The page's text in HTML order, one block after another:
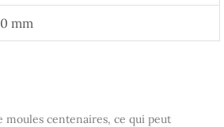
mm
centenaires, ce qui peut